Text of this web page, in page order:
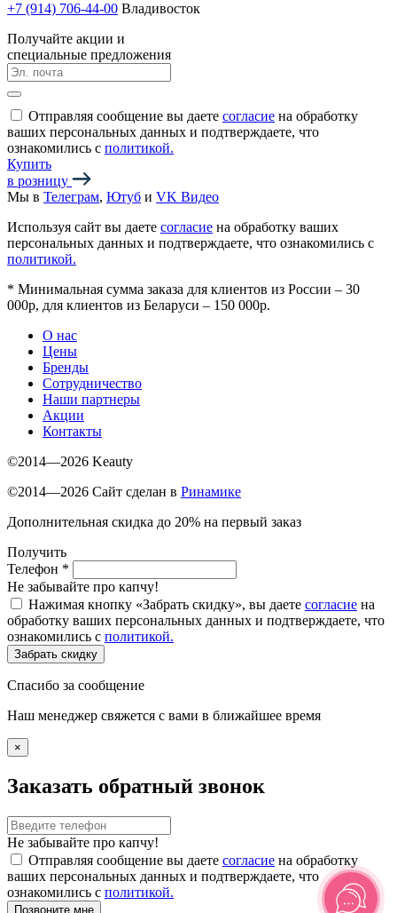
+7 (914) 706-44-00 Владивосток
Получайте акции и
специальные предложения
Отправляя сообщение вы даете согласие на обработку
ваших персональных данных и подтверждаете, что
ознакомились с политикой.
Купить
в розницу
Мы в Телеграм, Ютуб и VK Видео
Используя сайт вы даете согласие на обработку ваших
персональных данных и подтверждаете, что ознакомились с
политикой.
* Минимальная сумма заказа для клиентов из России – 30
000р, для клиентов из Беларуси – 150 000р.
О нас
Цены
Бренды
Сотрудничество
Наши партнеры
Акции
Контакты
©2014—2026 Keauty
©2014—2026 Сайт сделан в Ринамике
Дополнительная скидка до 20% на первый заказ
Получить
Телефон *
Не забывайте про капчу!
Нажимая кнопку «Забрать скидку», вы даете согласие на
обработку ваших персональных данных и подтверждаете, что
ознакомились с политикой.
Забрать скидку
Спасибо за сообщение
Наш менеджер свяжется с вами в ближайшее время
×
Заказать обратный звонок
Не забывайте про капчу!
Отправляя сообщение вы даете согласие на обработку
ваших персональных данных и подтверждаете, что
ознакомились с политикой.
Позвоните мне